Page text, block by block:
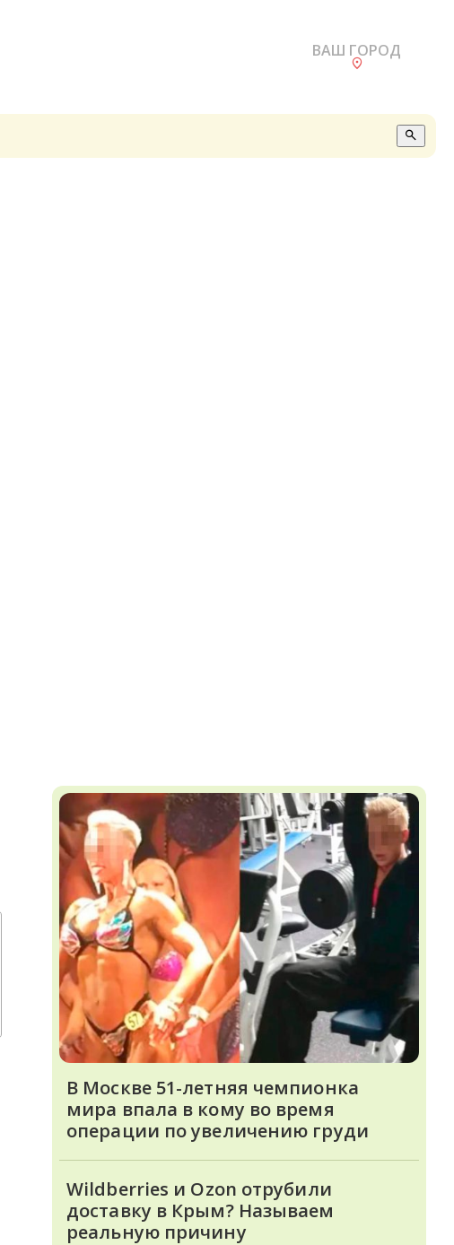
ВАШ ГОРОД
В Москве 51-летняя чемпионка
мира впала в кому во время
операции по увеличению груди
Wildberries и Ozon отрубили
доставку в Крым? Называем
реальную причину